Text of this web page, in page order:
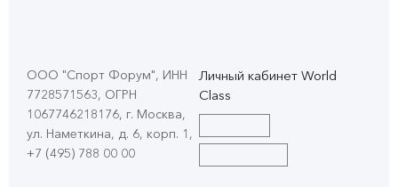
ООО "Спорт Форум", ИНН
7728571563, ОГРН
1067746218176, г. Москва,
ул. Наметкина, д. 6, корп. 1 ,
+7 (495) 788 00 00
Личный кабинет World
Class